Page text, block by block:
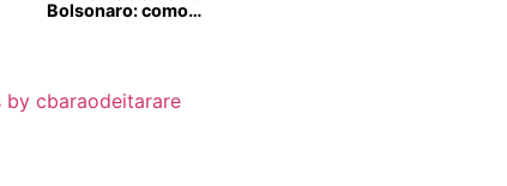
Bolsonaro: como
by cbaraodeitarare